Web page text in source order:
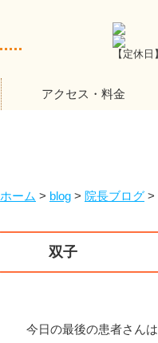
【定休
アクセス・料金
ホーム > blog > 院長ブログ >
双子
今日の最後の患者さん